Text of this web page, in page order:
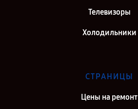
Телевизоры
Холодильники
СТРАНИЦЫ
Цены на ремонт